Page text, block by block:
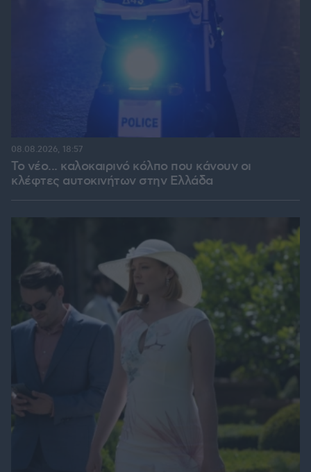
Το νέο... καλοκαιρινό κόλπο που κάνουν οι
κλέφτες αυτοκινήτων στην Ελλάδα
08.08.2026, 18:57